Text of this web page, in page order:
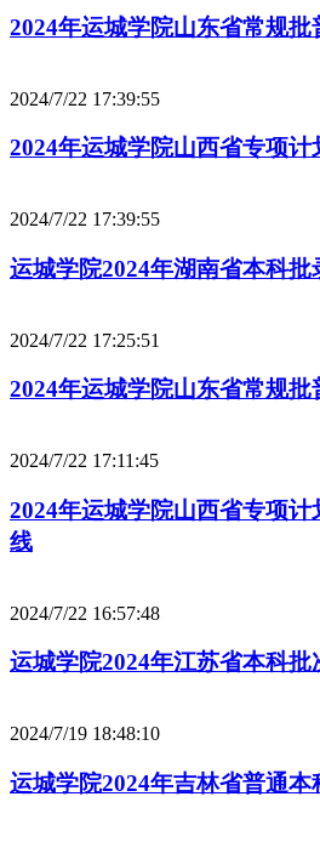
2024年运城学院山东省常规批
2024/7/22 17:39:55
2024年运城学院山西省专项
2024/7/22 17:39:55
运城学院2024年湖南省本科批
2024/7/22 17:25:51
2024年运城学院山东省常规
2024/7/22 17:11:45
2024年运城学院山西省专项
线
2024/7/22 16:57:48
运城学院2024年江苏省本科
2024/7/19 18:48:10
运城学院2024年吉林省普通本